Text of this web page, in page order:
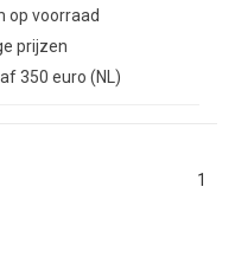
op voorraad
prijzen
350 euro (NL)
1